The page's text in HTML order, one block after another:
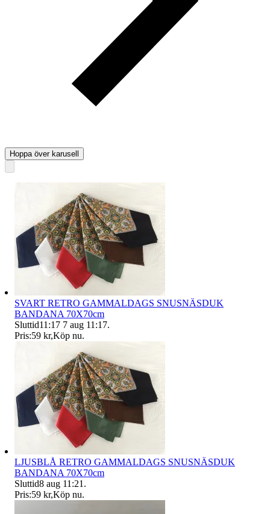
Hoppa över karusell
SVART RETRO GAMMALDAGS SNUSNÄSDUK
BANDANA 70X70cm
Sluttid11:17 7 aug 11:17.
Pris:59 kr,Köp nu.
LJUSBLÅ RETRO GAMMALDAGS SNUSNÄSDUK
BANDANA 70X70cm
Sluttid8 aug 11:21 .
Pris:59 kr,Köp nu.